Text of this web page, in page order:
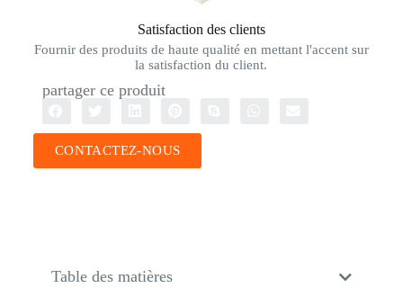
Satisfaction des clients
Fournir des produits de haute qualité en mettant l'accent sur
la satisfaction du client.
partager ce produit
CONTACTEZ-NOUS
Table des matières